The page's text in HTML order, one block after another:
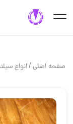
صفحه اصلی/انواع